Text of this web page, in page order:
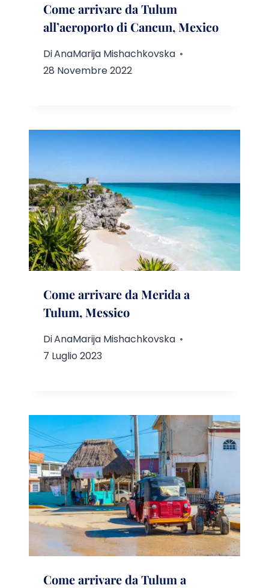
Come arrivare da Tulum
all’aeroporto di Cancun, Mexico
DiAnaMarija Mishachkovska
28 Novembre 2022
Come arrivare da Merida a
Tulum, Messico
DiAnaMarija Mishachkovska
7 Luglio 2023
Come arrivare da Tulum a